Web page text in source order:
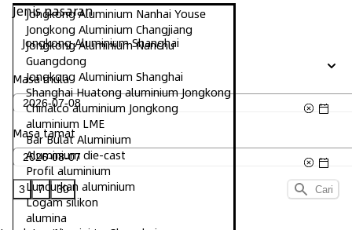
Jongkong Aluminium Nanhai Youse
Jongkong Aluminium Changjiang
Jongkong Aluminium Nanchu
Guangdong
Jongkong Aluminium Shanghai
Shanghai Huatong aluminium Jongkong
Chinalco aluminium Jongkong
aluminium LME
Bar Bulat Aluminium
Aluminium die-cast
Profil aluminium
Luncurkan aluminium
Logam silikon
alumina
Jenis pasaran
Jongkong Aluminium Shanghai
Masa mula
Masa tamat
3 7 30 Cari